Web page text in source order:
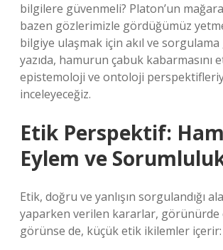
bilgilere güvenmeli? Platon’un
bazen gözlerimizle gördüğümüz
bilgiye ulaşmak için akıl ve
yazıda, hamurun çabuk kabarmasını
epistemoloji ve ontoloji
inceleyeceğiz.
Etik Perspektif:
Eylem ve
Etik, doğru ve yanlışın sorgulandığı
yaparken verilen kararlar, görünürde
görünse de, küçük etik ikilemler içerir: